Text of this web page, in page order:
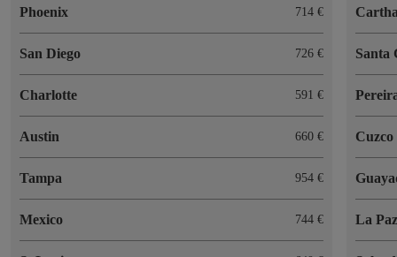
Phoenix 714 €
San Diego 726 €
Charlotte 591 €
Austin 660 €
Tampa 954 €
Mexico 744 €
Santa
Cuzco
La